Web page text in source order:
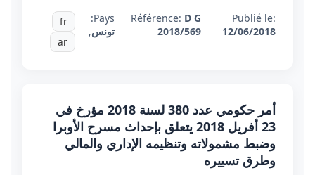
Publié le:
12/06/2018
Référence: D G
2018/569
Pays:
تونس,
fr
ar
أمر حكومي عدد 380 لسنة 2018 مؤرخ في
23 أفريل 2018 يتعلق بإحداث مسرح الأوبرا
وضبط مشمولاته وتنظيمه الإداري والمالي
وطرق تسييره